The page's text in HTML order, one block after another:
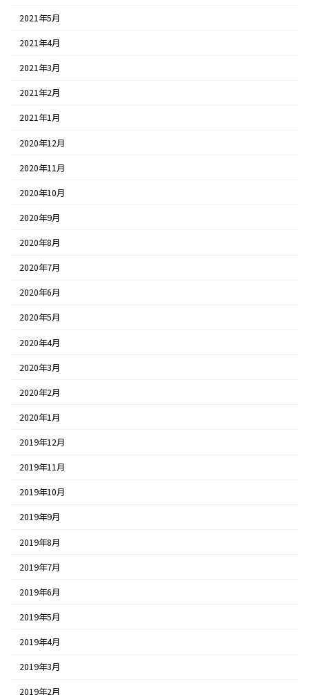
2021年5月
2021年4月
2021年3月
2021年2月
2021年1月
2020年12月
2020年11月
2020年10月
2020年9月
2020年8月
2020年7月
2020年6月
2020年5月
2020年4月
2020年3月
2020年2月
2020年1月
2019年12月
2019年11月
2019年10月
2019年9月
2019年8月
2019年7月
2019年6月
2019年5月
2019年4月
2019年3月
2019年2月